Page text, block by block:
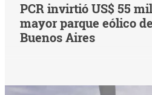
PCR invirtió US$ 55
mayor parque eólico
Buenos Aires